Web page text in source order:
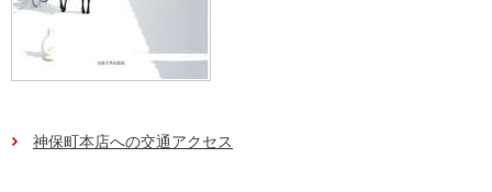
神保町本店への交通アクセス